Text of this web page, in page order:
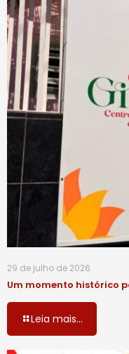
29 de julho de 2026
Um momento histórico
Leia mais...